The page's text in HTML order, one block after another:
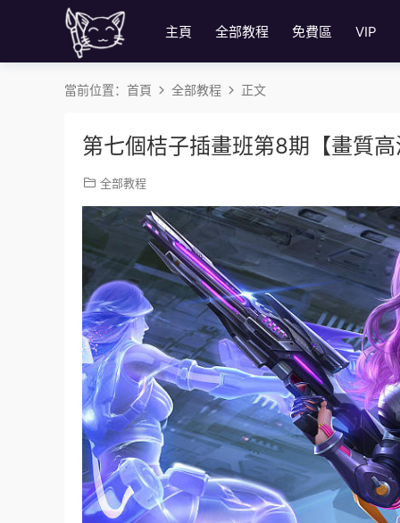
主頁 全部教程 免費區 VIP
當前位置： 首頁 全部教程 正文
第七個桔子插畫班第8期【畫質
全部教程